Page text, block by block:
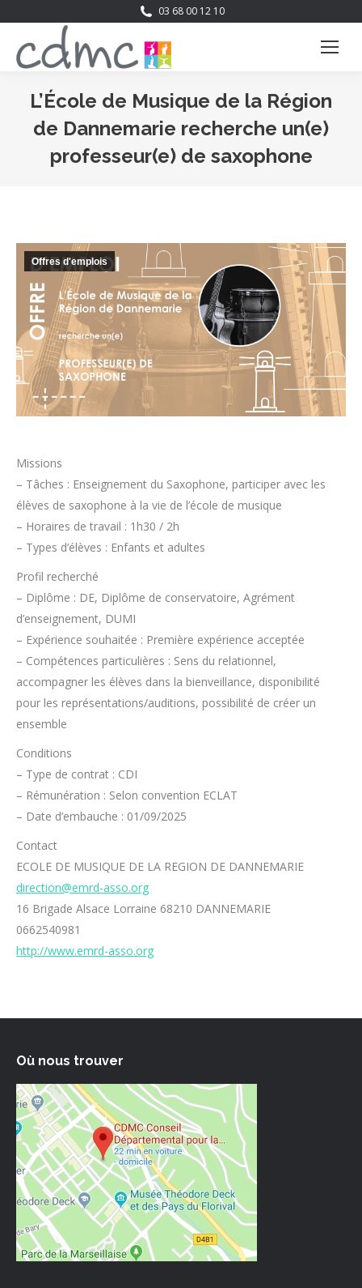
03 68 00 12 10
L’École de Musique de la Région
de Dannemarie recherche un(e)
professeur(e) de saxophone
Offres d'emplois
Missions
– Tâches : Enseignement du Saxophone, participer avec les
élèves de saxophone à la vie de l’école de musique
– Horaires de travail : 1h30 / 2h
– Types d’élèves : Enfants et adultes
Profil recherché
– Diplôme : DE, Diplôme de conservatoire, Agrément
d’enseignement, DUMI
– Expérience souhaitée : Première expérience acceptée
– Compétences particulières : Sens du relationnel,
accompagner les élèves dans la bienveillance, disponibilité
pour les représentations/auditions, possibilité de créer un
ensemble
Conditions
– Type de contrat : CDI
– Rémunération : Selon convention ECLAT
– Date d’embauche : 01/09/2025
Contact
ECOLE DE MUSIQUE DE LA REGION DE DANNEMARIE
direction@emrd-asso.org
16 Brigade Alsace Lorraine 68210 DANNEMARIE
0662540981
http://www.emrd-asso.org
Où nous trouver